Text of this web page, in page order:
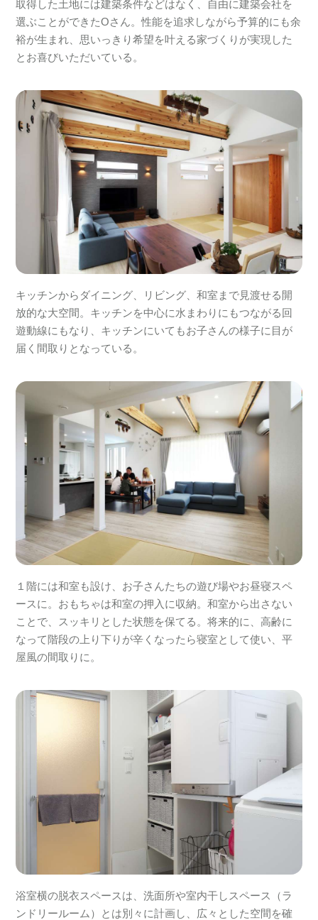
取得した土地には建築条件などはなく、自由に建築会社を
選ぶことができたOさん。性能を追求しながら予算的にも余
裕が生まれ、思いっきり希望を叶える家づくりが実現した
とお喜びいただいている。
キッチンからダイニング、リビング、和室まで見渡せる開
放的な大空間。キッチンを中心に水まわりにもつながる回
遊動線にもなり、キッチンにいてもお子さんの様子に目が
届く間取りとなっている。
１階には和室も設け、お子さんたちの遊び場やお昼寝スペ
ースに。おもちゃは和室の押入に収納。和室から出さない
ことで、スッキリとした状態を保てる。将来的に、高齢に
なって階段の上り下りが辛くなったら寝室として使い、平
屋風の間取りに。
浴室横の脱衣スペースは、洗面所や室内干しスペース（ラ
ンドリールーム）とは別々に計画し、広々とした空間を確